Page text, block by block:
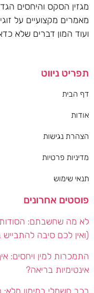
מגזין הסקס והיחסים
מאמרים מקצועיים על
ועוד המון דברים שלא
תפריט ניווט
דף הבית
אודות
הצהרת נגישות
מדיניות פרטיות
תנאי שימוש
פוסטים אחרונים
לא מה שחשבתם:
(ואין לכם סיבה
התמכרות למין ויחסים:
אינטימיות בריאה?